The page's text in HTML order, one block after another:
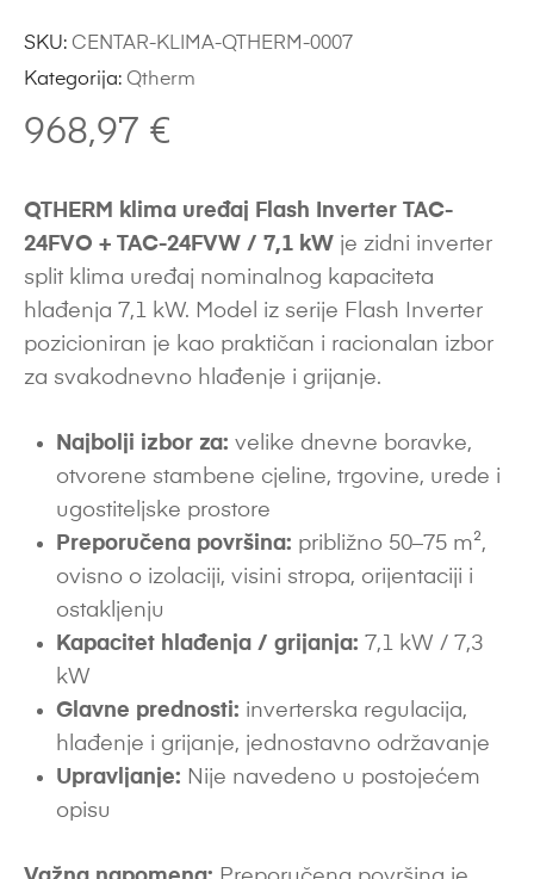
968,97 €
QTHERM klima uređaj Flash Inverter TAC-
24FVO + TAC-24FVW / 7,1 kW je zidni inverter
split klima uređaj nominalnog kapaciteta
hlađenja 7,1 kW. Model iz serije Flash Inverter
pozicioniran je kao praktičan i racionalan izbor
za svakodnevno hlađenje i grijanje.
Najbolji izbor za: velike dnevne boravke,
otvorene stambene cjeline, trgovine, urede i
ugostiteljske prostore
Preporučena površina: približno 50–75 m²,
ovisno o izolaciji, visini stropa, orijentaciji i
ostakljenju
Kapacitet hlađenja / grijanja: 7,1 kW / 7,3
kW
Glavne prednosti: inverterska regulacija,
hlađenje i grijanje, jednostavno održavanje
Upravljanje: Nije navedeno u postojećem
opisu
SKU: CENTAR-KLIMA-QTHERM-0007
Kategorija: Qtherm